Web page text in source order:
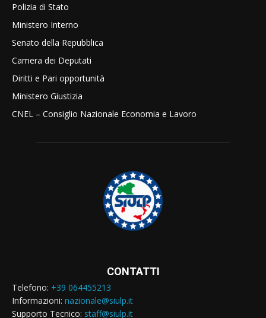
Polizia di Stato
Ministero Interno
Senato della Repubblica
Camera dei Deputati
Diritti e Pari opportunità
Ministero Giustizia
CNEL – Consiglio Nazionale Economia e Lavoro
CONTATTI
Telefono: +39 064455213
Informazioni: nazionale@siulp.it
Supporto Tecnico: staff@siulp.it